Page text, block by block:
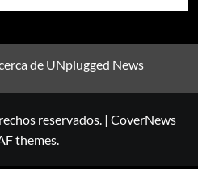
de UNplugged News
reservados. | CoverNews
themes.